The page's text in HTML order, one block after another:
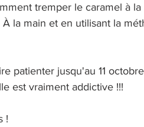
tremper le caramel à
la main et en utilisant la
patienter jusqu'au 11
est vraiment addictive !!!
!